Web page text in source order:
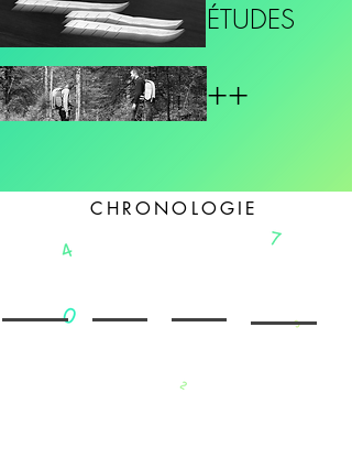
ÉTUDES
++
CHRONOLOGIE